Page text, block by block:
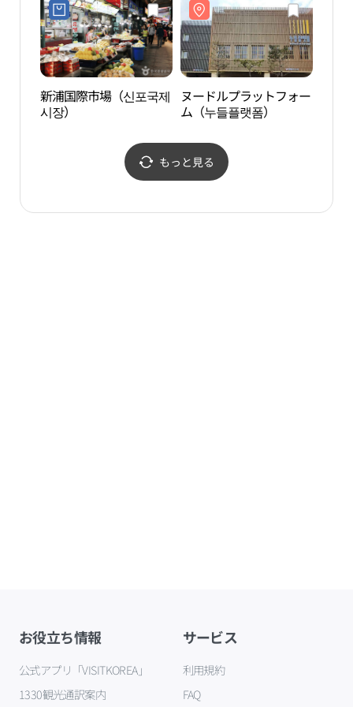
이더 동인천점)
新浦国際市場（신포국제
시장）
ヌードルプラットフォー
ム（누들플랫폼）
もっと見る
お役立ち情報
公式アプリ「VISITKOREA」
1330観光通訳案内
サービス
利用規約
FAQ